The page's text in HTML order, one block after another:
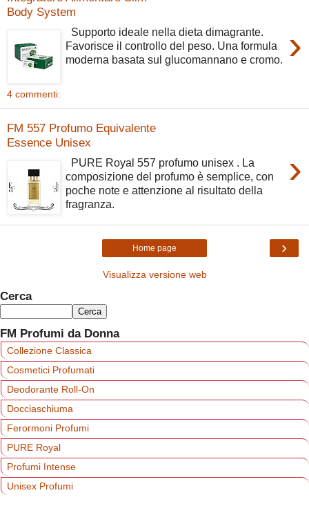
Body System
›
Supporto ideale nella dieta dimagrante.
Favorisce il controllo del peso. Una formula
moderna basata sul glucomannano e cromo.
4 commenti:
FM 557 Profumo Equivalente
Essence Unisex
›
PURE Royal 557 profumo unisex . La
composizione del profumo è semplice, con
poche note e attenzione al risultato della
fragranza.
›
Home page
Visualizza versione web
Cerca
FM Profumi da Donna
Collezione Classica
Cosmetici Profumati
Deodorante Roll-On
Docciaschiuma
Ferormoni Profumi
PURE Royal
Profumi Intense
Unisex Profumi